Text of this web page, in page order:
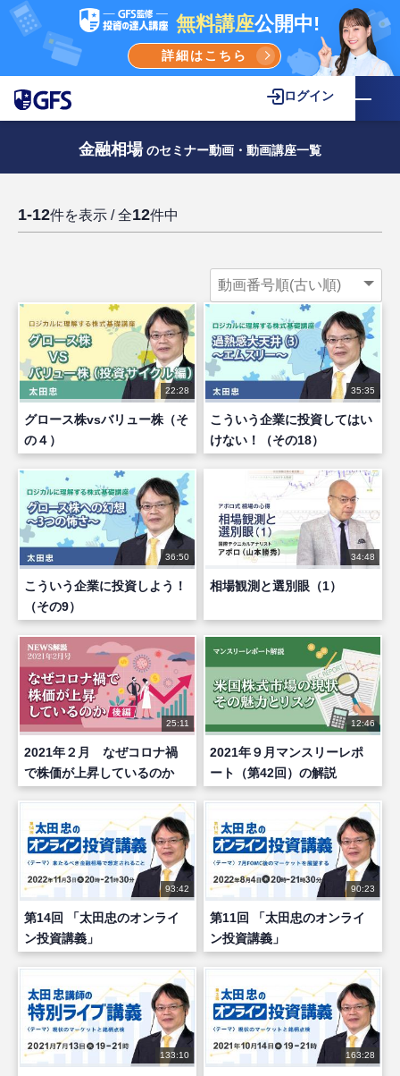
無料講座公開中!
詳細はこちら
ログイン
金融相場 のセミナー動画・動画講座一覧
1-12件を表示 / 全12件中
22:28
グロース株vsバリュー株（そ
の４）
35:35
こういう企業に投資してはい
けない！（その18）
36:50
こういう企業に投資しよう！
（その9）
34:48
相場観測と選別眼（1）
25:11
2021年２月 なぜコロナ禍
で株価が上昇しているのか
（後編）
12:46
2021年９月マンスリーレポ
ート（第42回）の解説
93:42
第14回 「太田忠のオンライ
ン投資講義」
90:23
第11回 「太田忠のオンライ
ン投資講義」
133:10 163:28